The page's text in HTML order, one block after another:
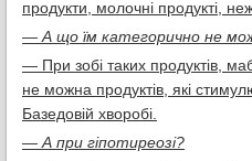
продукти, молочні продукті,
— А що їм категорично не
— При зобі таких продуктів,
не можна продуктів, які
Базедовій хворобі.
— А при гіпотиреозі?